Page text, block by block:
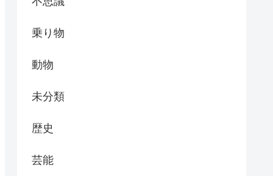
乗り物
動物
未分類
歴史
芸能